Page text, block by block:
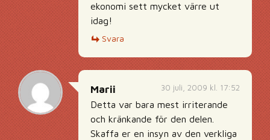
ekonomi sett mycket värre ut
idag!
Svara
30 juli, 2009 kl. 17:52
Marii
Detta var bara mest irriterande
och kränkande för den delen.
Skaffa er en insyn av den verkliga